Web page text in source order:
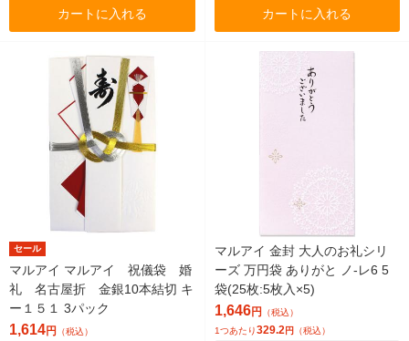
カートに入れる カートに入れる
セール
マルアイ マルアイ 祝儀袋 婚
礼 名古屋折 金銀10本結切 キ
ー１５１ 3パック
1,614円 （税込）
マルアイ 金封 大人のお礼シリ
ーズ 万円袋 ありがと ノ-レ6 5
袋(25枚:5枚入×5)
1,646円 （税込）
1つあたり329.2 円 （税込）